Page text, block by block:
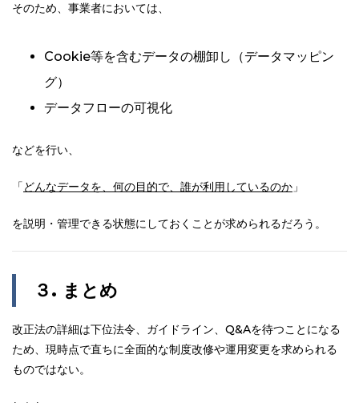
そのため、事業者においては、
Cookie等を含むデータの棚卸し（データマッピン
グ）
データフローの可視化
などを行い、
「どんなデータを、何の目的で、誰が利用しているのか 」
を説明・管理できる状態にしておくことが求められるだろう。
３. まとめ
改正法の詳細は下位法令、ガイドライン、Q&Aを待つことになる
ため、現時点で直ちに全面的な制度改修や運用変更を求められる
ものではない。